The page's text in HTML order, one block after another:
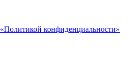
«Политикой конфиденциальности»